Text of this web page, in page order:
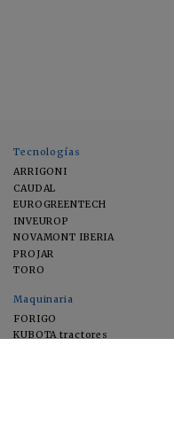
Tecnologías
ARRIGONI
CAUDAL
EUROGREENTECH
INVEUROP
NOVAMONT IBERIA
PROJAR
TORO
Maquinaria
FORIGO
KUBOTA tractores